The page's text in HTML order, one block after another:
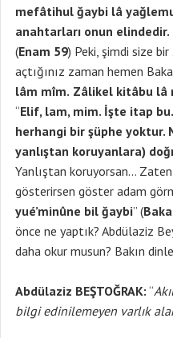
mefâtihul ğaybi lâ
anahtarları onun elindedir.
(Enam 59) Peki, şimdi size bir
açtığınız zaman hemen
lâm mîm. Zâlikel kitâbu lâ
“Elif, lam, mim. İşte itap
herhangi bir şüphe
yanlıştan koruyanlara)
Yanlıştan koruyorsan…
gösterirsen göster adam
yué’minûne bil ğaybi” (
önce ne yaptık? Abdülaziz
daha okur musun? Bakın
Abdülaziz BEŞTOĞRAK: “
bilgi edinilemeyen varlık